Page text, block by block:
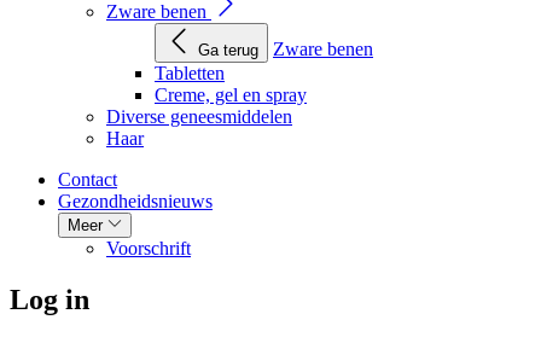
Zware benen
Ga terug
Zware benen
Tabletten
Creme, gel en spray
Diverse geneesmiddelen
Haar
Contact
Gezondheidsnieuws
Meer
Voorschrift
Log in